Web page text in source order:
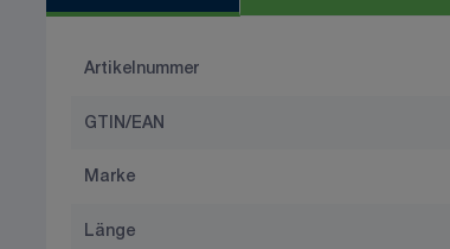
Artikelnummer
GTIN/EAN
Marke
Länge